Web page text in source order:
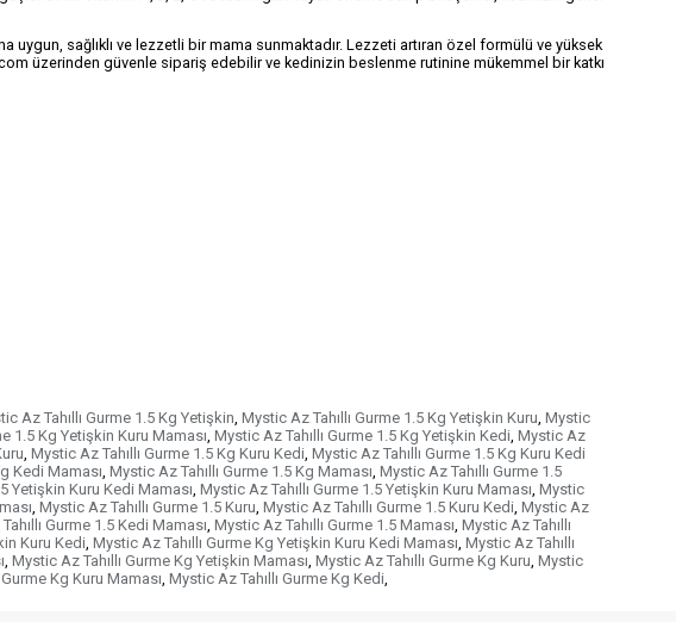
sağlıklı ve lezzetli bir mama sunmaktadır. Lezzeti artıran özel formülü ve yüksek
üzerinden güvenle sipariş edebilir ve kedinizin beslenme rutinine mükemmel bir katkı
Az Tahıllı Gurme 1.5 Kg Yetişkin, Mystic Az Tahıllı Gurme 1.5 Kg Yetişkin Kuru, Mystic
1.5 Kg Yetişkin Kuru Maması, Mystic Az Tahıllı Gurme 1.5 Kg Yetişkin Kedi, Mystic Az
, Mystic Az Tahıllı Gurme 1.5 Kg Kuru Kedi, Mystic Az Tahıllı Gurme 1.5 Kg Kuru Kedi
Kedi Maması, Mystic Az Tahıllı Gurme 1.5 Kg Maması, Mystic Az Tahıllı Gurme 1.5
Yetişkin Kuru Kedi Maması, Mystic Az Tahıllı Gurme 1.5 Yetişkin Kuru Maması, Mystic
, Mystic Az Tahıllı Gurme 1.5 Kuru, Mystic Az Tahıllı Gurme 1.5 Kuru Kedi, Mystic Az
Gurme 1.5 Kedi Maması, Mystic Az Tahıllı Gurme 1.5 Maması, Mystic Az Tahıllı
Kuru Kedi, Mystic Az Tahıllı Gurme Kg Yetişkin Kuru Kedi Maması, Mystic Az Tahıllı
, Mystic Az Tahıllı Gurme Kg Yetişkin Maması, Mystic Az Tahıllı Gurme Kg Kuru, Mystic
Kg Kuru Maması, Mystic Az Tahıllı Gurme Kg Kedi,